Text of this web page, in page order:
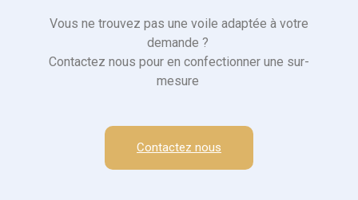
Vous ne trouvez pas une voile adaptée à votre
demande ?
Contactez nous pour en confectionner une sur-
mesure
Contactez nous